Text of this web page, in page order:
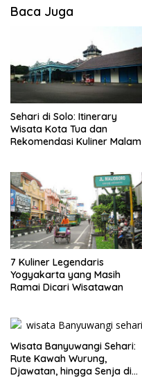
Baca Juga
Sehari di Solo: Itinerary
Wisata Kota Tua dan
Rekomendasi Kuliner Malam
7 Kuliner Legendaris
Yogyakarta yang Masih
Ramai Dicari Wisatawan
Wisata Banyuwangi Sehari:
Rute Kawah Wurung,
Djawatan, hingga Senja di